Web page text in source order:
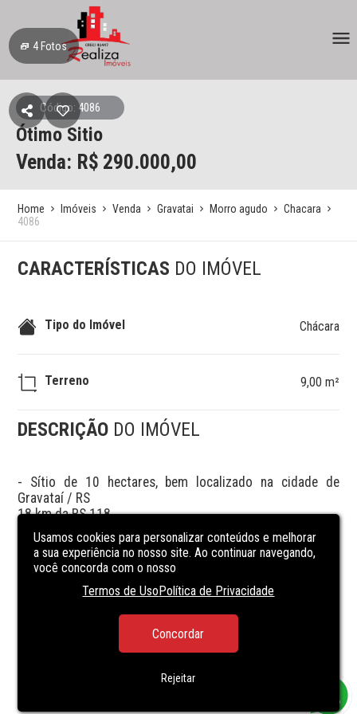
4Fotos
Código: 4086
Ótimo Sitio
Venda: R$ 290.000,00
Home Imóveis Venda Gravatai Morro agudo
Chacara
4086
CARACTERÍSTICAS DO IMÓVEL
Tipo do Imóvel Chácara
Terreno 9,00 m²
DESCRIÇÃO DO IMÓVEL
- Sítio de 10 hectares, bem localizado na cidade de
Gravataí / RS
18 km da RS 118
bem arborizado, com açude, perfeito para o lazer de sua
família.
- OBS: Analisa proposta de imóvel de menor valor.
Usamos cookies para personalizar conteúdos e melhorar
a sua experiência no nosso site. Ao continuar navegando,
você concorda com o nosso
Termos de UsoPolítica de Privacidade
Concordar
Rejeitar